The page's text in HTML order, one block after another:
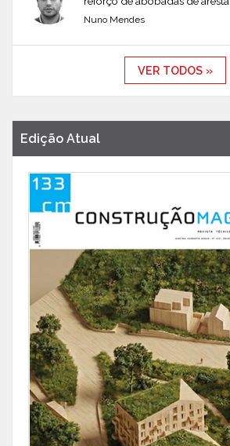
Nuno Mendes
VER TODOS »
Edição Atual